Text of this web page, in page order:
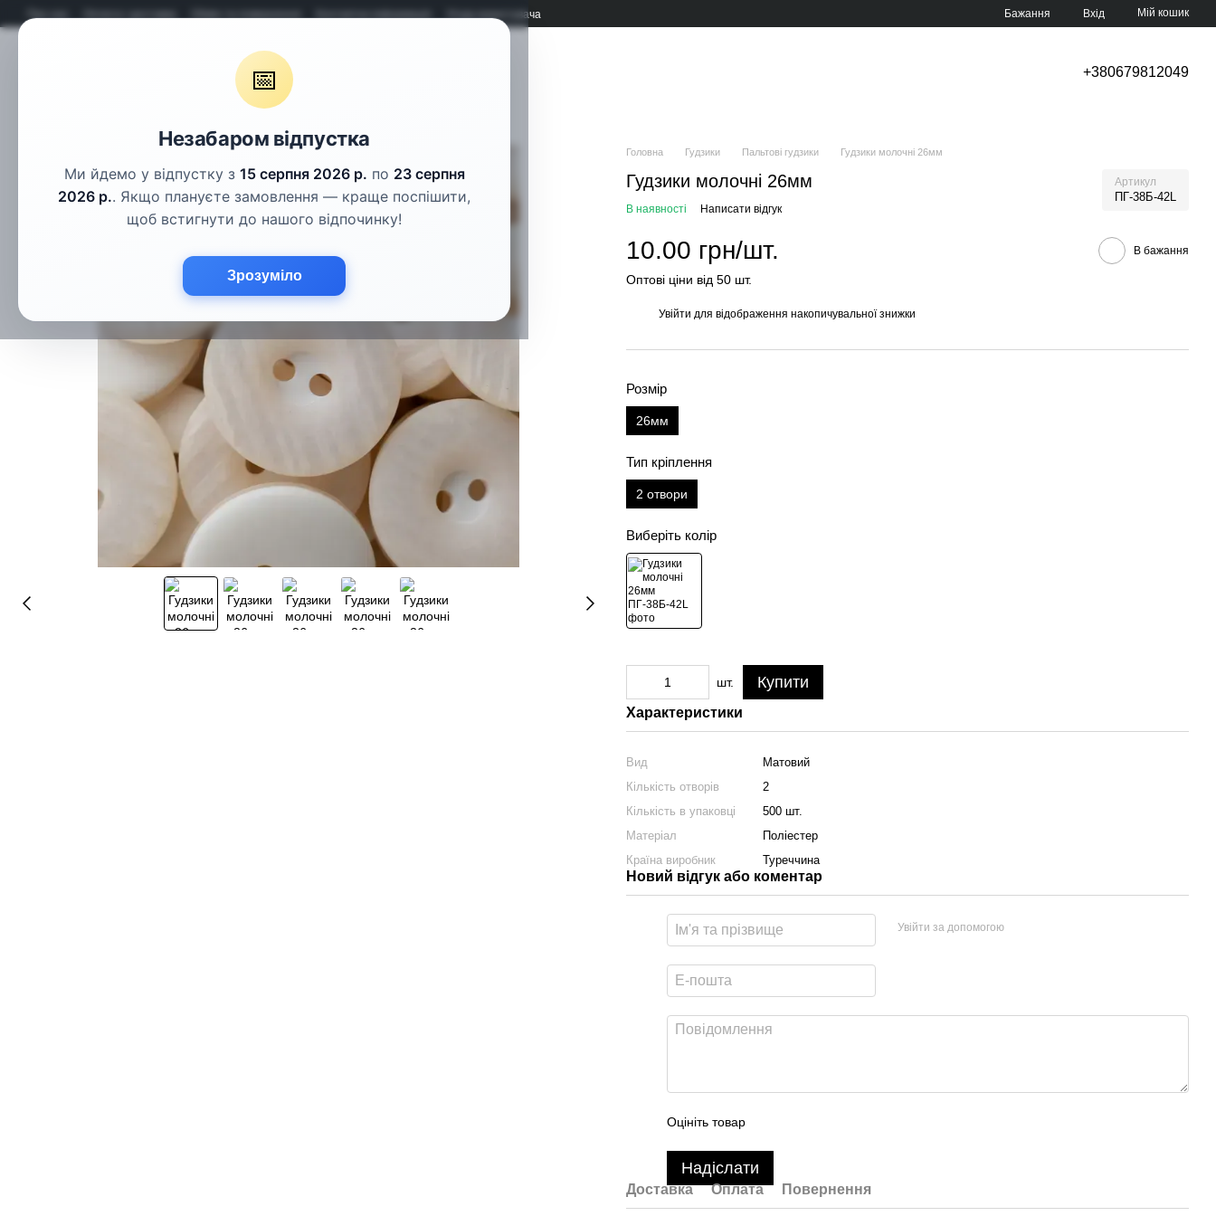
📅
Незабаром відпустка
Ми йдемо у відпустку з 15 серпня 2026 р. по 23 серпня
2026 р.. Якщо плануєте замовлення — краще поспішити,
щоб встигнути до нашого відпочинку!
Зрозуміло
Про нас Оплата і доставка Обмін та повернення Контактна інформація Угода користувача Бажання Вхід Мій кошик
Гудзики Шнури +380679812049
Головна Гудзики Пальтові гудзики Гудзики молочні 26мм
Гудзики молочні 26мм Артикул
ПГ-38Б-42L
В наявності Написати відгук
10.00 грн/шт. В бажання
Оптові ціни від 50 шт.
Увійти для відображення накопичувальної знижки
Розмір
26мм
Тип кріплення
2 отвори
Виберіть колір
шт. Купити
Характеристики
Вид
Матовий
Кількість отворів
2
Кількість в упаковці
500 шт.
Матеріал
Поліестер
Країна виробник
Туреччина
Новий відгук або коментар
Увійти за допомогою
Оцініть товар
Надіслати
Доставка Оплата Повернення